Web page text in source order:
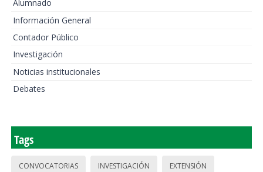
Alumnado
Información General
Contador Público
Investigación
Noticias institucionales
Debates
Tags
CONVOCATORIAS INVESTIGACIÓN EXTENSIÓN